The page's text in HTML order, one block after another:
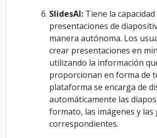
SlidesAI: Tiene la
presentaciones de
manera autónoma. Los
crear presentaciones en
utilizando la información
proporcionan en forma de
plataforma se encarga de
automáticamente las
formato, las imágenes y las
correspondientes.